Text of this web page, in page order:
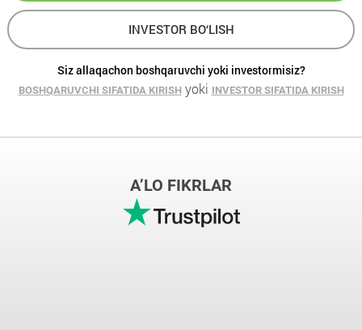
INVESTOR BO‘LISH
Siz allaqachon boshqaruvchi yoki investormisiz?
BOSHQARUVCHI SIFATIDA KIRISHyoki INVESTOR SIFATIDA KIRISH
A’LO FIKRLAR